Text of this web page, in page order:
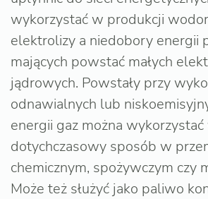
wykorzystać w produkcji
elektrolizy a niedobory energii
mających powstać małych
jądrowych. Powstały przy
odnawialnych lub
energii gaz można
dotychczasowy sposób w
chemicznym, spożywczym czy
Może też służyć jako paliwo